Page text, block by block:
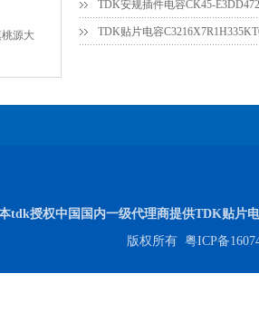
COG高压贴片电容1812 3KV 470PF 5%精度
源大
TDK贴片电容
tdk授权中国国内一级代理商提供TDK贴片
版权所有 粤ICP备